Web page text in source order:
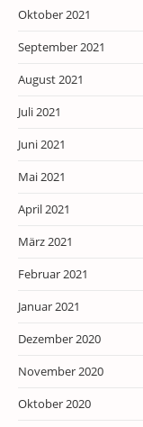
Oktober 2021
September 2021
August 2021
Juli 2021
Juni 2021
Mai 2021
April 2021
März 2021
Februar 2021
Januar 2021
Dezember 2020
November 2020
Oktober 2020